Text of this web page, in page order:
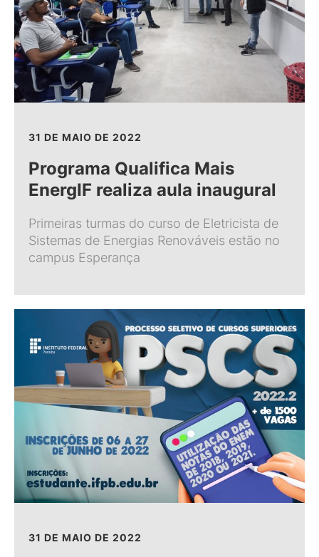
31 DE MAIO DE 2022
Programa Qualifica Mais
EnergIF realiza aula inaugural
Primeiras turmas do curso de Eletricista de
Sistemas de Energias Renováveis estão no
campus Esperança
31 DE MAIO DE 2022